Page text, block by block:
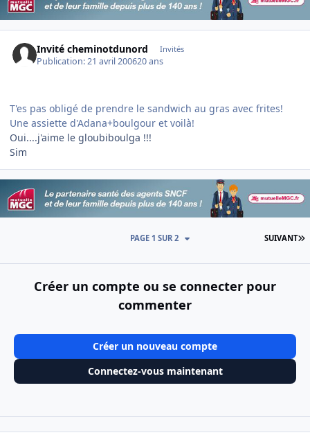
Invité cheminotdunord Invités
Publication:21 avril 200620 ans
T'es pas obligé de prendre le sandwich au gras avec frites!
Une assiette d'Adana+boulgour et voilà!
Oui....j'aime le gloubiboulga !!!
Sim
SUIVANT
PAGE 1 SUR 2
Créer un compte ou se connecter pour
commenter
Créer un nouveau compte
Connectez-vous maintenant